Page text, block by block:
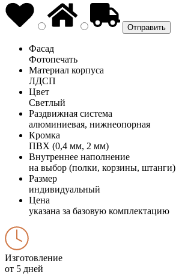
Фасад
Фотопечать
Материал корпуса
ЛДСП
Цвет
Светлый
Раздвижная система
алюминиевая, нижнеопорная
Кромка
ПВХ (0,4 мм, 2 мм)
Внутреннее наполнение
на выбор (полки, корзины, штанги)
Размер
индивидуальный
Цена
указана за базовую комплектацию
Изготовление
от 5 дней